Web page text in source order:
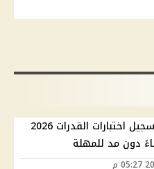
التعليم العالي: تسجيل اختبارات القدرات 2026